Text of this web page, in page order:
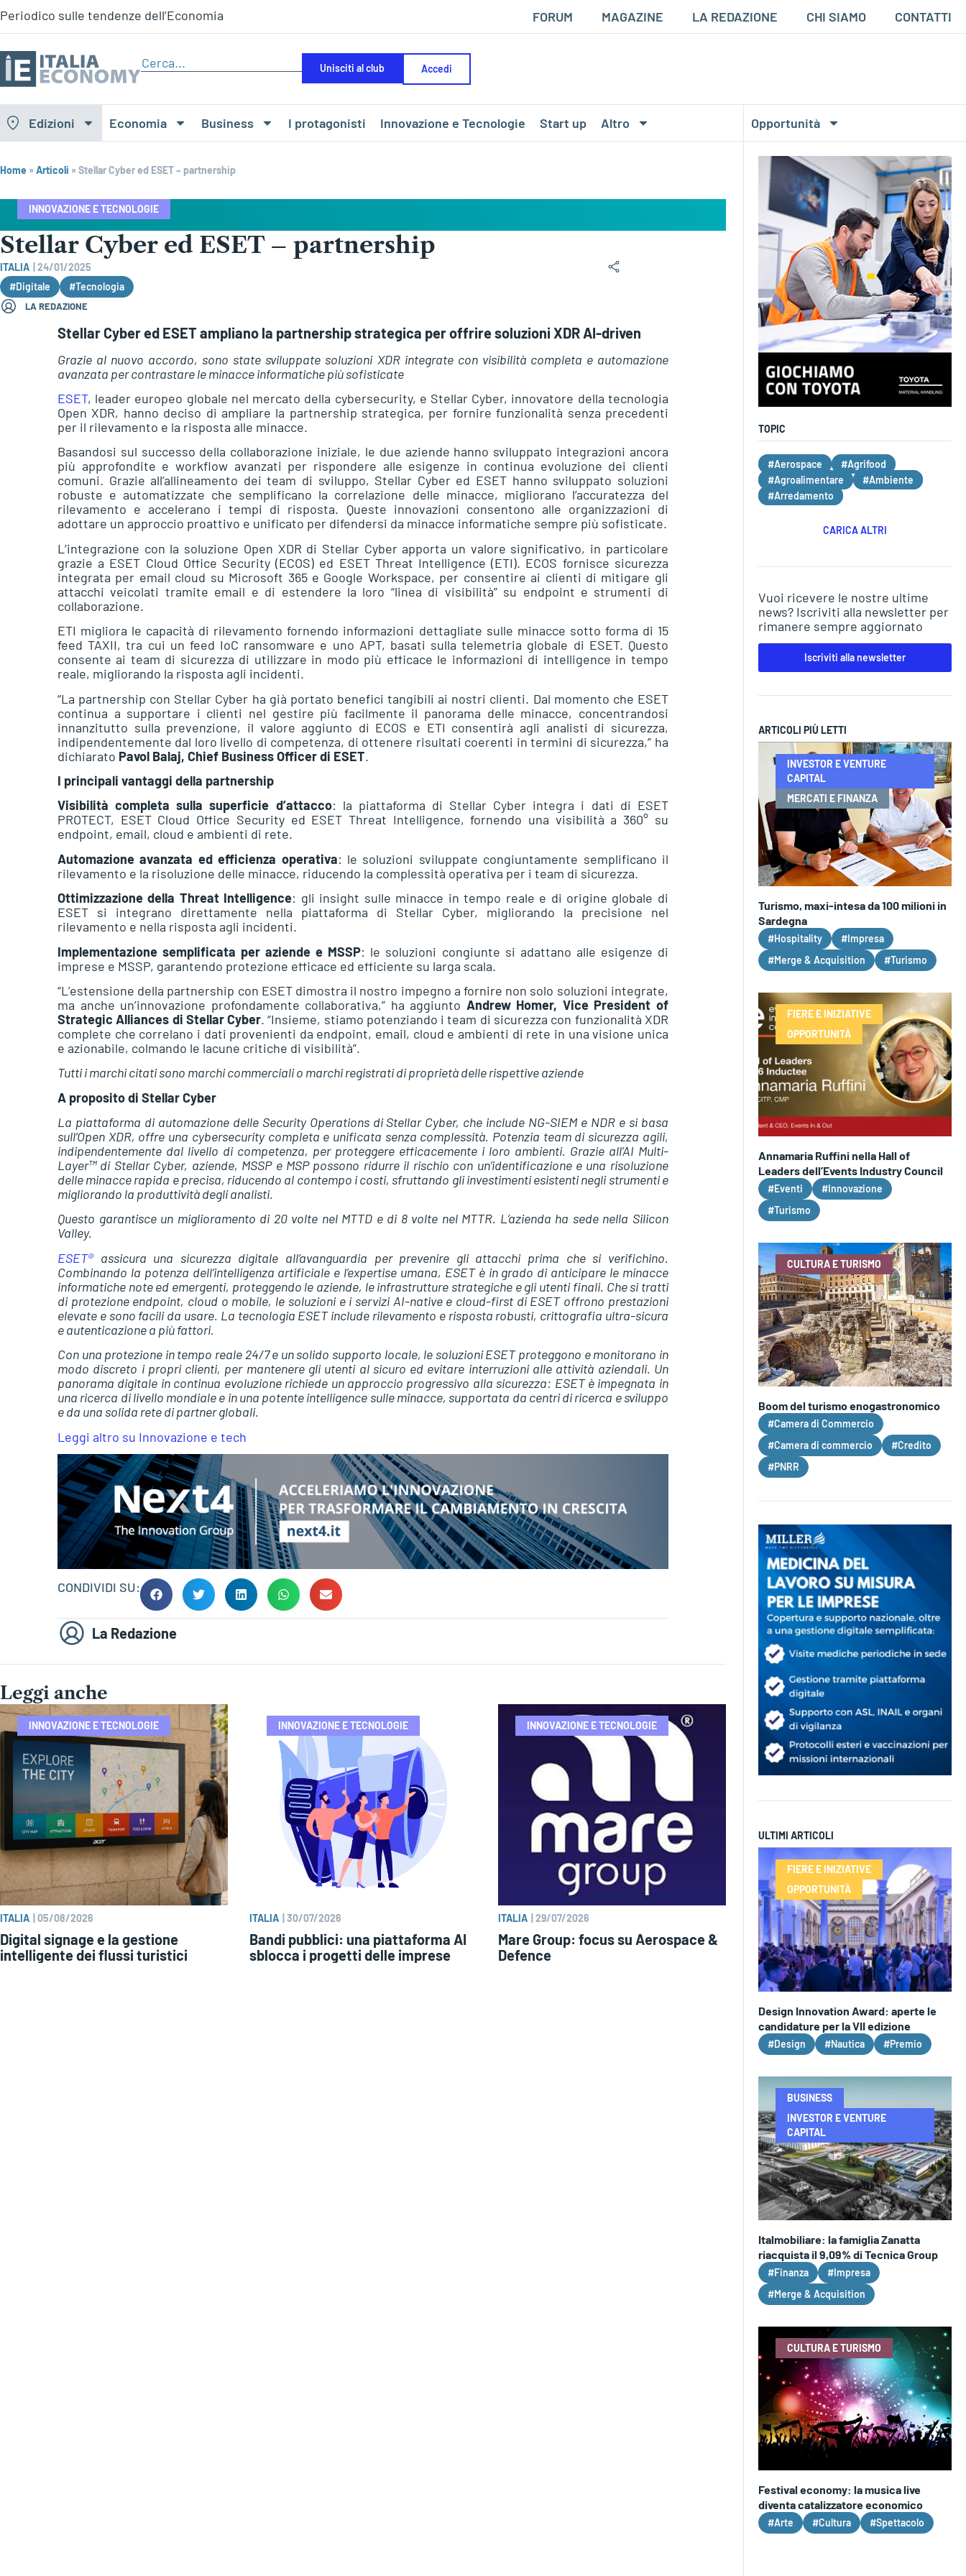
Periodico sulle tendenze dell’Economia FORUM MAGAZINE LA REDAZIONE CHI SIAMO CONTATTI
Unisciti al club Accedi
Edizioni Economia Business I protagonisti Innovazione e Tecnologie Start up Altro Opportunità
Home »Articoli »Stellar Cyber ed ESET – partnership
INNOVAZIONE E TECNOLOGIE
Stellar Cyber ed ESET – partnership
ITALIA
24/01/2025
#Digitale
#Tecnologia
LA REDAZIONE
Stellar Cyber ed ESET ampliano la partnership strategica per offrire soluzioni XDR AI-driven
Grazie al nuovo accordo, sono state sviluppate soluzioni XDR integrate con visibilità completa e automazione
avanzata per contrastare le minacce informatiche più sofisticate
ESET, leader europeo globale nel mercato della cybersecurity, e Stellar Cyber, innovatore della tecnologia
Open XDR, hanno deciso di ampliare la partnership strategica, per fornire funzionalità senza precedenti
per il rilevamento e la risposta alle minacce.
Basandosi sul successo della collaborazione iniziale, le due aziende hanno sviluppato integrazioni ancora
più approfondite e workflow avanzati per rispondere alle esigenze in continua evoluzione dei clienti
comuni. Grazie all’allineamento dei team di sviluppo, Stellar Cyber ed ESET hanno sviluppato soluzioni
robuste e automatizzate che semplificano la correlazione delle minacce, migliorano l’accuratezza del
rilevamento e accelerano i tempi di risposta. Queste innovazioni consentono alle organizzazioni di
adottare un approccio proattivo e unificato per difendersi da minacce informatiche sempre più sofisticate.
L’integrazione con la soluzione Open XDR di Stellar Cyber apporta un valore significativo, in particolare
grazie a ESET Cloud Office Security (ECOS) ed ESET Threat Intelligence (ETI). ECOS fornisce sicurezza
integrata per email cloud su Microsoft 365 e Google Workspace, per consentire ai clienti di mitigare gli
attacchi veicolati tramite email e di estendere la loro “linea di visibilità” su endpoint e strumenti di
collaborazione.
ETI migliora le capacità di rilevamento fornendo informazioni dettagliate sulle minacce sotto forma di 15
feed TAXII, tra cui un feed IoC ransomware e uno APT, basati sulla telemetria globale di ESET. Questo
consente ai team di sicurezza di utilizzare in modo più efficace le informazioni di intelligence in tempo
reale, migliorando la risposta agli incidenti.
“La partnership con Stellar Cyber ha già portato benefici tangibili ai nostri clienti. Dal momento che ESET
continua a supportare i clienti nel gestire più facilmente il panorama delle minacce, concentrandosi
innanzitutto sulla prevenzione, il valore aggiunto di ECOS e ETI consentirà agli analisti di sicurezza,
indipendentemente dal loro livello di competenza, di ottenere risultati coerenti in termini di sicurezza,” ha
dichiarato Pavol Balaj, Chief Business Officer di ESET.
I principali vantaggi della partnership
Visibilità completa sulla superficie d’attacco: la piattaforma di Stellar Cyber integra i dati di ESET
PROTECT, ESET Cloud Office Security ed ESET Threat Intelligence, fornendo una visibilità a 360° su
endpoint, email, cloud e ambienti di rete.
Automazione avanzata ed efficienza operativa: le soluzioni sviluppate congiuntamente semplificano il
rilevamento e la risoluzione delle minacce, riducendo la complessità operativa per i team di sicurezza.
Ottimizzazione della Threat Intelligence: gli insight sulle minacce in tempo reale e di origine globale di
ESET si integrano direttamente nella piattaforma di Stellar Cyber, migliorando la precisione nel
rilevamento e nella risposta agli incidenti.
Implementazione semplificata per aziende e MSSP: le soluzioni congiunte si adattano alle esigenze di
imprese e MSSP, garantendo protezione efficace ed efficiente su larga scala.
“L’estensione della partnership con ESET dimostra il nostro impegno a fornire non solo soluzioni integrate,
ma anche un’innovazione profondamente collaborativa,” ha aggiunto Andrew Homer, Vice President of
Strategic Alliances di Stellar Cyber. “Insieme, stiamo potenziando i team di sicurezza con funzionalità XDR
complete che correlano i dati provenienti da endpoint, email, cloud e ambienti di rete in una visione unica
e azionabile, colmando le lacune critiche di visibilità”.
Tutti i marchi citati sono marchi commerciali o marchi registrati di proprietà delle rispettive aziende
A proposito di Stellar Cyber
La piattaforma di automazione delle Security Operations di Stellar Cyber, che include NG-SIEM e NDR e si basa
sull’Open XDR, offre una cybersecurity completa e unificata senza complessità. Potenzia team di sicurezza agili,
indipendentemente dal livello di competenza, per proteggere efficacemente i loro ambienti. Grazie all’AI Multi-
Layer™ di Stellar Cyber, aziende, MSSP e MSP possono ridurre il rischio con un’identificazione e una risoluzione
delle minacce rapida e precisa, riducendo al contempo i costi, sfruttando gli investimenti esistenti negli strumenti e
migliorando la produttività degli analisti.
Questo garantisce un miglioramento di 20 volte nel MTTD e di 8 volte nel MTTR. L’azienda ha sede nella Silicon
Valley.
ESET®assicura una sicurezza digitale all’avanguardia per prevenire gli attacchi prima che si verifichino.
Combinando la potenza dell’intelligenza artificiale e l’expertise umana, ESET è in grado di anticipare le minacce
informatiche note ed emergenti, proteggendo le aziende, le infrastrutture strategiche e gli utenti finali. Che si tratti
di protezione endpoint, cloud o mobile, le soluzioni e i servizi AI-native e cloud-first di ESET offrono prestazioni
elevate e sono facili da usare. La tecnologia ESET include rilevamento e risposta robusti, crittografia ultra-sicura
e autenticazione a più fattori.
Con una protezione in tempo reale 24/7 e un solido supporto locale, le soluzioni ESET proteggono e monitorano in
modo discreto i propri clienti, per mantenere gli utenti al sicuro ed evitare interruzioni alle attività aziendali. Un
panorama digitale in continua evoluzione richiede un approccio progressivo alla sicurezza: ESET è impegnata in
una ricerca di livello mondiale e in una potente intelligence sulle minacce, supportata da centri di ricerca e sviluppo
e da una solida rete di partner globali.
Leggi altro su Innovazione e tech
CONDIVIDI SU:
La Redazione
Leggi anche
INNOVAZIONE E TECNOLOGIE
ITALIA 05/08/2026
Digital signage e la gestione
intelligente dei flussi turistici
INNOVAZIONE E TECNOLOGIE
ITALIA 30/07/2026
Bandi pubblici: una piattaforma AI
sblocca i progetti delle imprese
INNOVAZIONE E TECNOLOGIE
ITALIA |29/07/2026
Mare Group: focus su Aerospace &
Defence
TOPIC
#Aerospace
#Agrifood
#Agroalimentare
#Ambiente
#Arredamento
CARICA ALTRI
Vuoi ricevere le nostre ultime
news? Iscriviti alla newsletter per
rimanere sempre aggiornato
Iscriviti alla newsletter
ARTICOLI PIÙ LETTI
INVESTOR E VENTURE
CAPITAL
MERCATI E FINANZA
Turismo, maxi-intesa da 100 milioni in
Sardegna
#Hospitality
#Impresa
#Merge & Acquisition
#Turismo
FIERE E INIZIATIVE
OPPORTUNITÀ
Annamaria Ruffini nella Hall of
Leaders dell’Events Industry Council
#Eventi
#Innovazione
#Turismo
CULTURA E TURISMO
Boom del turismo enogastronomico
#Camera di Commercio
#Camera di commercio
#Credito
#PNRR
ULTIMI ARTICOLI
FIERE E INIZIATIVE
OPPORTUNITÀ
Design Innovation Award: aperte le
candidature per la VII edizione
#Design #Nautica #Premio
BUSINESS
INVESTOR E VENTURE
CAPITAL
Italmobiliare: la famiglia Zanatta
riacquista il 9,09% di Tecnica Group
#Finanza
#Impresa
#Merge & Acquisition
CULTURA E TURISMO
Festival economy: la musica live
diventa catalizzatore economico
#Arte #Cultura #Spettacolo